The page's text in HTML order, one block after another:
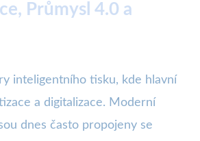
Průmysl 4.0 a
inteligentního tisku, kde hlavní
a digitalizace. Moderní
dnes často propojeny se